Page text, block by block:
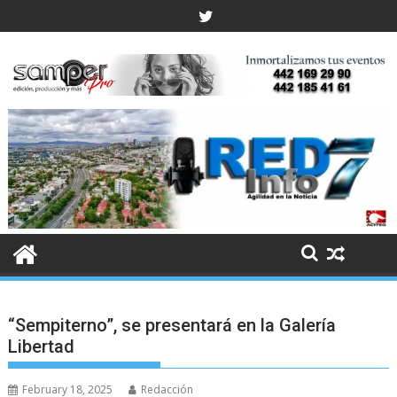
to
“Sempiterno”, se presentará en la Galería
Libertad
February 18, 2025 Redacción